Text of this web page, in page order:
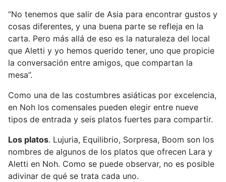
“No tenemos que salir de Asia para encontrar gustos y
cosas diferentes, y una buena parte se refleja en la
carta. Pero más allá de eso es la naturaleza del local
que Aletti y yo hemos querido tener, uno que propicie
la conversación entre amigos, que compartan la
mesa”.
Como una de las costumbres asiáticas por excelencia,
en Noh los comensales pueden elegir entre nueve
tipos de entrada y seis platos fuertes para compartir.
Los platos. Lujuria, Equilibrio, Sorpresa, Boom son los
nombres de algunos de los platos que ofrecen Lara y
Aletti en Noh. Como se puede observar, no es posible
adivinar de qué se trata cada uno.